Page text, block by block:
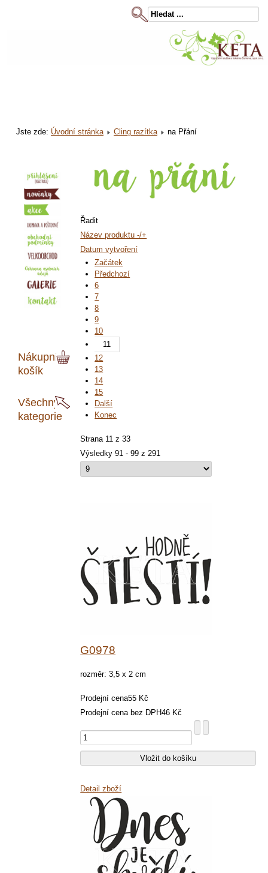
Jste zde: Úvodní stránka Cling razítka na Přání
Nákupní
košík
Všechny
kategorie
Řadit
Název produktu -/+
Datum vytvoření
Začátek
Předchozí
6
7
8
9
10
11
12
13
14
15
Další
Konec
Strana 11 z 33
Výsledky 91 - 99 z 291
G0978
rozměr: 3,5 x 2 cm
Prodejní cena55 Kč
Prodejní cena bez DPH46 Kč
Detail zboží